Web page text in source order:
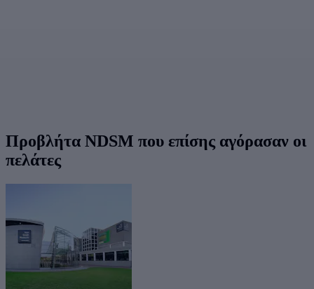
Προβλήτα NDSM που επίσης αγόρασαν οι
πελάτες